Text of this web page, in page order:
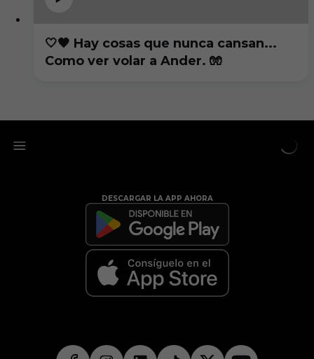
🤍🖤 Hay cosas que nunca cansan...
Como ver volar a Ander. 🧤
DESCARGAR LA APP AHORA